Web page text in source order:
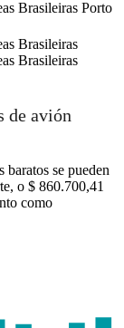
Brasileiras Porto
Brasileiras
Brasileiras
contributors
de avión
se pueden
o $ 860.700,41
como